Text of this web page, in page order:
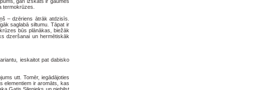
termokrūzes.
– dzēriens ātrāk atdzisīs.
saglabā siltumu. Tāpat ir
būs plānākas, biežāk
dzeršanai un hermētiskāk
ieskaitot pat dabisko
utt. Tomēr, iegādājoties
elementiem ir aromāts, kas